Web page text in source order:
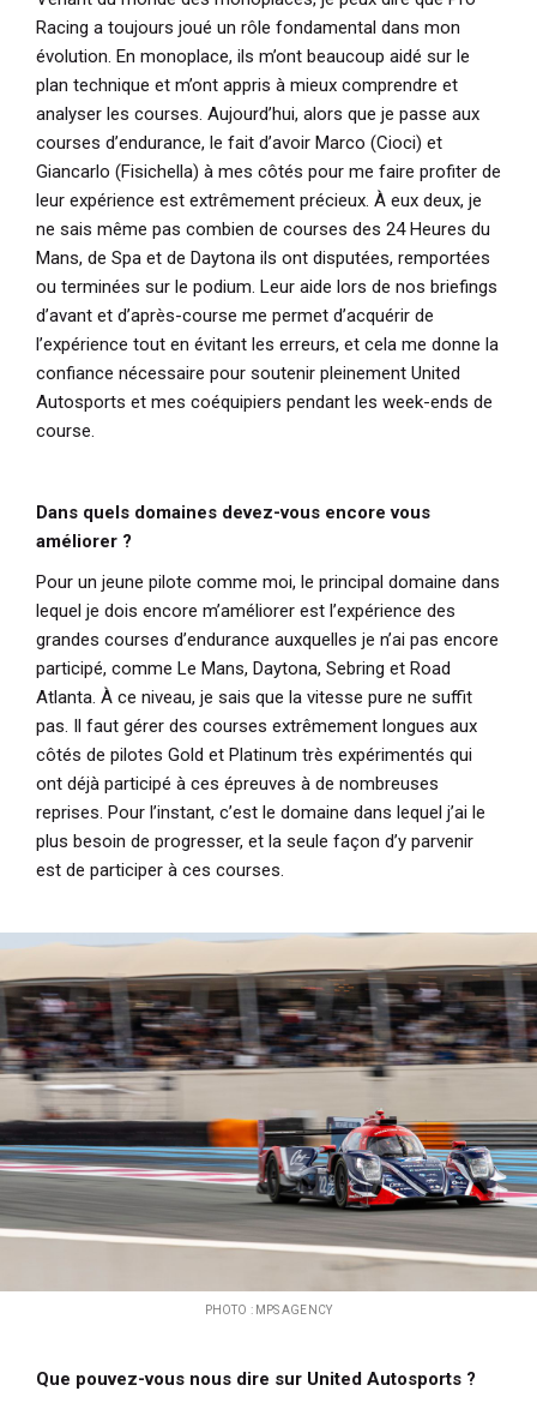
Racing a toujours joué un rôle fondamental dans mon
évolution. En monoplace, ils m’ont beaucoup aidé sur le
plan technique et m’ont appris à mieux comprendre et
analyser les courses. Aujourd’hui, alors que je passe aux
courses d’endurance, le fait d’avoir Marco (Cioci) et
Giancarlo (Fisichella) à mes côtés pour me faire profiter de
leur expérience est extrêmement précieux. À eux deux, je
ne sais même pas combien de courses des 24 Heures du
Mans, de Spa et de Daytona ils ont disputées, remportées
ou terminées sur le podium. Leur aide lors de nos briefings
d’avant et d’après-course me permet d’acquérir de
l’expérience tout en évitant les erreurs, et cela me donne la
confiance nécessaire pour soutenir pleinement United
Autosports et mes coéquipiers pendant les week-ends de
course.
Dans quels domaines devez-vous encore vous
améliorer ?
Pour un jeune pilote comme moi, le principal domaine dans
lequel je dois encore m’améliorer est l’expérience des
grandes courses d’endurance auxquelles je n’ai pas encore
participé, comme Le Mans, Daytona, Sebring et Road
Atlanta. À ce niveau, je sais que la vitesse pure ne suffit
pas. Il faut gérer des courses extrêmement longues aux
côtés de pilotes Gold et Platinum très expérimentés qui
ont déjà participé à ces épreuves à de nombreuses
reprises. Pour l’instant, c’est le domaine dans lequel j’ai le
plus besoin de progresser, et la seule façon d’y parvenir
est de participer à ces courses.
PHOTO : MPS AGENCY
Que pouvez-vous nous dire sur United Autosports ?